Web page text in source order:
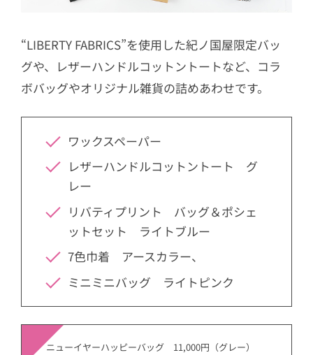
“LIBERTY FABRICS”を使用した紀ノ国屋限定バッ
グや、レザーハンドルコットントートなど、コラ
ボバッグやオリジナル雑貨の詰めあわせです。
ワックスペーパー
レザーハンドルコットントート グ
レー
リバティプリント バッグ＆ポシェ
ットセット ライトブルー
7色巾着 アースカラー、
ミニミニバッグ ライトピンク
ニューイヤーハッピーバッグ 11,000円（グレー）